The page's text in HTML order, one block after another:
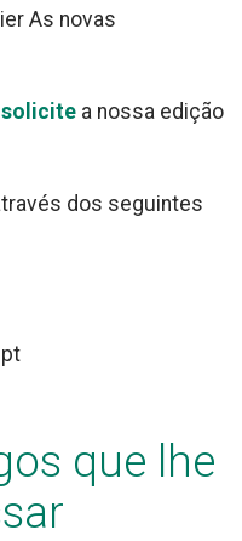
As novas
solicite a nossa edição
dos seguintes
que lhe